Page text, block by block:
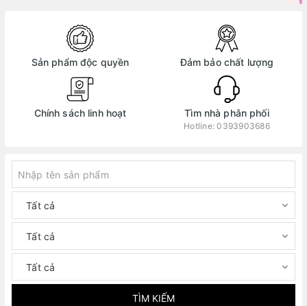
Sản phẩm độc quyền Đảm bảo chất lượng
Chính sách linh hoạt Tìm nhà phân phối
Hotline:0393903686
TÌM KIẾM